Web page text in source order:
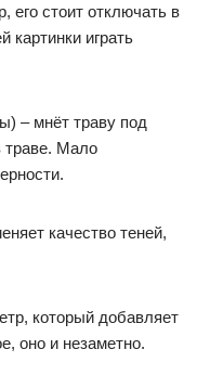
его стоит отключать в
картинки играть
– мнёт траву под
траве. Мало
качество теней,
который добавляет
оно и незаметно.